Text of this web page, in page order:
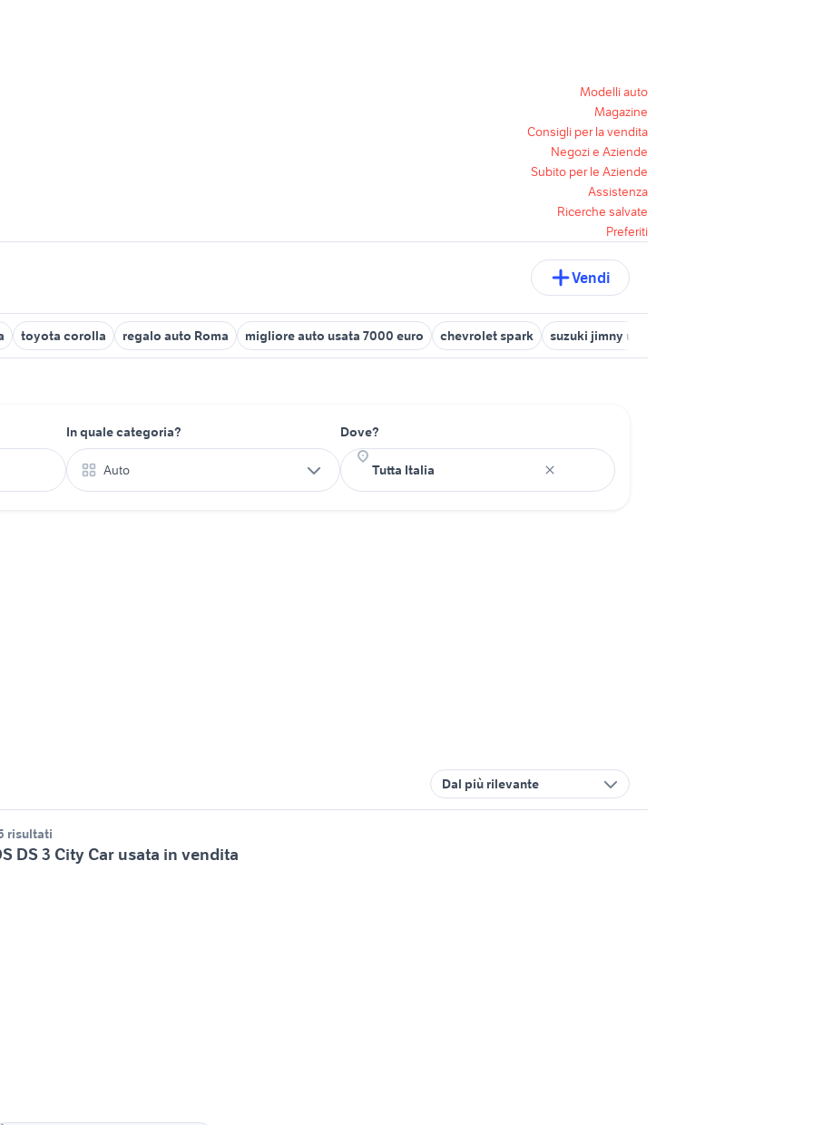
Modelli auto
Magazine
Consigli per la vendita
Negozi e Aziende
Subito per le Aziende
Assistenza
Ricerche salvate
Preferiti
Vendi
toyota corolla regalo auto Roma migliore auto usata 7000 euro chevrolet spark suzuki jimny usato liguria
In quale categoria?
Auto
Dove?
Dal più rilevante
risultati
DS 3 City Car usata in vendita